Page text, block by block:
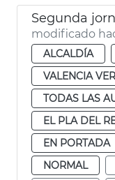
modificado
ALCALDÍA
VALENCIA
TODAS LAS
EL PLA DEL
EN PORTADA
NORMAL